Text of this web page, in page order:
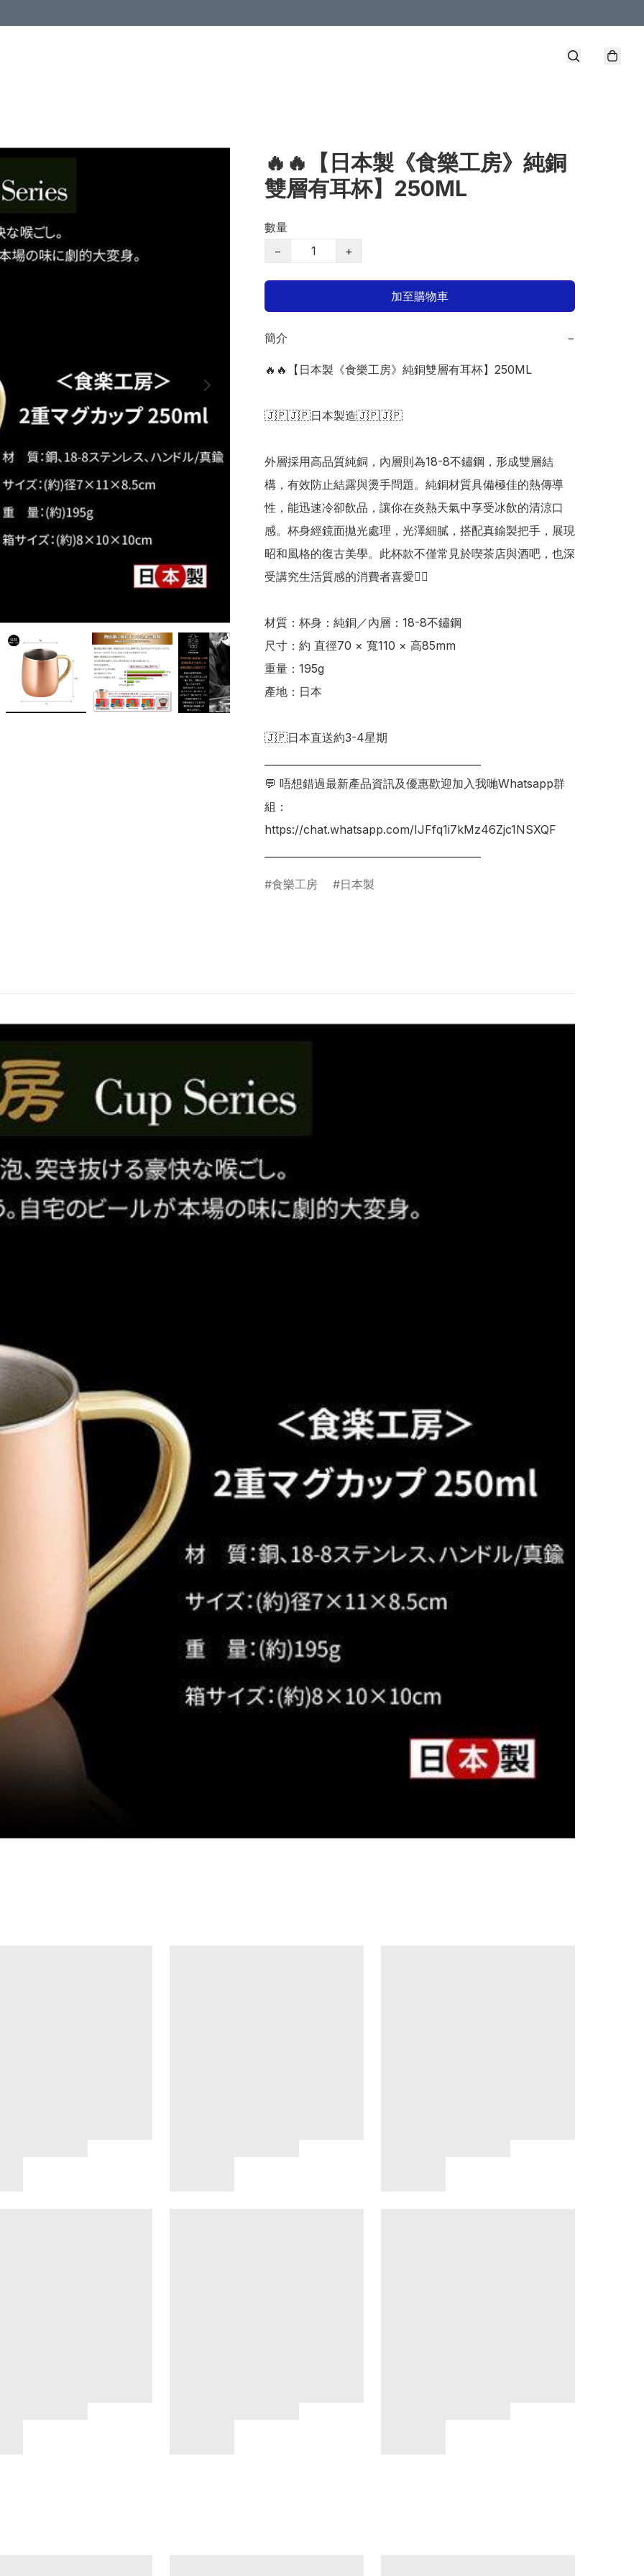
🔥🔥【日本製《食樂工房》純銅
雙層有耳杯】250ML
數量
−
+
加至購物車
簡介 −
🔥🔥【日本製《食樂工房》純銅雙層有耳杯】250ML
🇯🇵🇯🇵日本製造🇯🇵🇯🇵
外層採用高品質純銅，內層則為18-8不鏽鋼，形成雙層結
構，有效防止結露與燙手問題。純銅材質具備極佳的熱傳導
性，能迅速冷卻飲品，讓你在炎熱天氣中享受冰飲的清涼口
感。杯身經鏡面拋光處理，光澤細膩，搭配真鍮製把手，展現
昭和風格的復古美學。此杯款不僅常見於喫茶店與酒吧，也深
受講究生活質感的消費者喜愛👍🏻
材質：杯身：純銅／內層：18-8不鏽鋼
尺寸：約 直徑70 × 寬110 × 高85mm
重量：195g
產地：日本
🇯🇵日本直送約3-4星期
💬 唔想錯過最新產品資訊及優惠歡迎加入我哋Whatsapp群
組：
https://chat.whatsapp.com/IJFfq1i7kMz46Zjc1NSXQF
食樂工房 日本製